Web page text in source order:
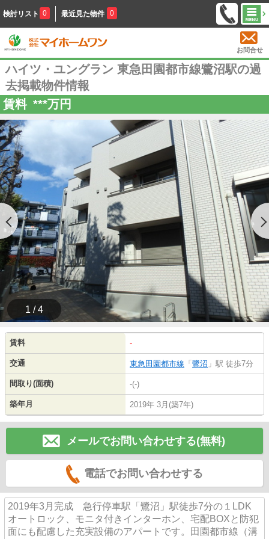
検討リスト 0 最近見た物件 0
お問合せ
ハイツ・ユングラン 東急田園都市線鷺沼駅の過
去掲載物件情報
賃料 ***万円
1 / 4
賃料 -
交通 東急田園都市線 「 鷺沼 」駅 徒歩7分
間取り(面積) -(-)
築年月 2019年 3月(築7年)
メールでお問い合わせする(無料)
電話でお問い合わせする
2019年3月完成 急行停車駅「鷺沼」駅徒歩7分の１LDK
オートロック、モニタ付きインターホン、宅配BOXと防犯
面にも配慮した充実設備のアパートです。田園都市線（溝